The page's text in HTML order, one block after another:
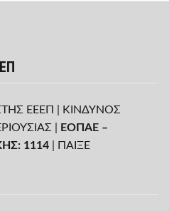
ΕΕΕΠ | ΚΙΝΔΥΝΟΣ
|
ΕΟΠΑΕ –
1114 | ΠΑΙΞΕ